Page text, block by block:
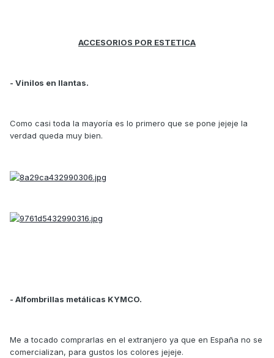
ACCESORIOS POR ESTETICA
- Vinilos en llantas.
Como casi toda la mayoría es lo primero que se pone jejeje la
verdad queda muy bien.
- Alfombrillas metálicas KYMCO.
Me a tocado comprarlas en el extranjero ya que en España no se
comercializan, para gustos los colores jejeje.